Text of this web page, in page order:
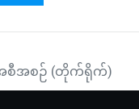
အစီအစဉ် (တိုက်ရိုက်)